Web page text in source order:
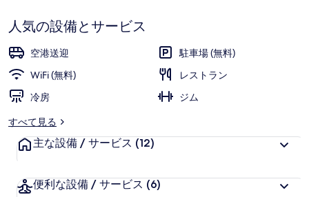
ャ
ラ
リ
ー
9.4、
お
客
に
好
件
の
ミ
ら
人気の設備とサービス
空港送迎
駐車場 (無料)
WiFi (無料)
レストラン
冷房
ジム
すべて見る
主な設備 / サービス (12)
便利な設備 / サービス (6)